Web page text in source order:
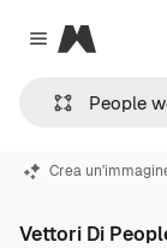
Close menu
Magnific
Crea
Vettori Di